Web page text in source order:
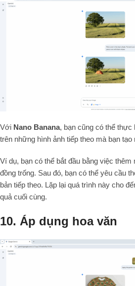
Với Nano Banana, bạn cũng có thể thực
trên những hình ảnh tiếp theo mà bạn tạo
Ví dụ, bạn có thể bắt đầu bằng việc
đồng trống. Sau đó, bạn có thể yêu cầu
bản tiếp theo. Lặp lại quá trình này cho
quả cuối cùng.
10. Áp dụng hoa văn